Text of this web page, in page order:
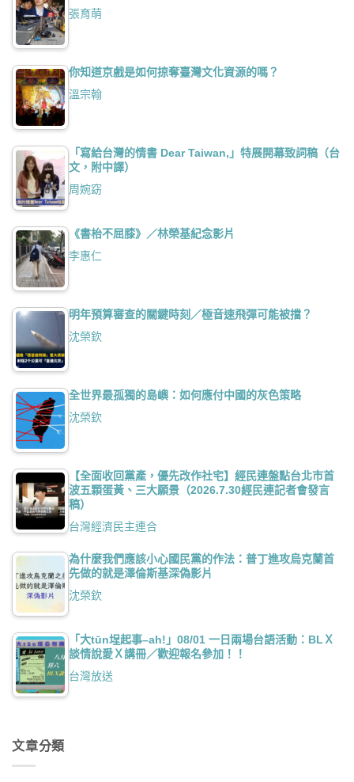
張育萌
你知道京戲是如何掠奪臺灣文化資源的嗎？
溫宗翰
「寫給台灣的情書 Dear Taiwan,」特展開幕致詞稿（台
文，附中譯）
周婉窈
《書枱不屈膝》／林榮基紀念影片
李惠仁
明年預算審查的關鍵時刻／極音速飛彈可能被擋？
沈榮欽
全世界最孤獨的島嶼：如何應付中國的灰色策略
沈榮欽
【全面收回黨產，優先改作社宅】經民連盤點台北市首
波五顆蛋黃、三大願景（2026.7.30經民連記者會發言
稿）
台灣經濟民主連合
為什麼我們應該小心國民黨的作法：普丁進攻烏克蘭首
先做的就是澤倫斯基深偽影片
沈榮欽
「大tūn埕起事–ah!」08/01 一日兩場台語活動：BLＸ
談情說愛Ｘ講冊／歡迎報名參加！！
台灣放送
文章分類